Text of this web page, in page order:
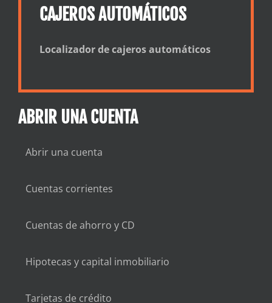
CAJEROS AUTOMÁTICOS
Localizador de cajeros automáticos
ABRIR UNA CUENTA
Abrir una cuenta
Cuentas corrientes
Cuentas de ahorro y CD
Hipotecas y capital inmobiliario
Tarjetas de crédito